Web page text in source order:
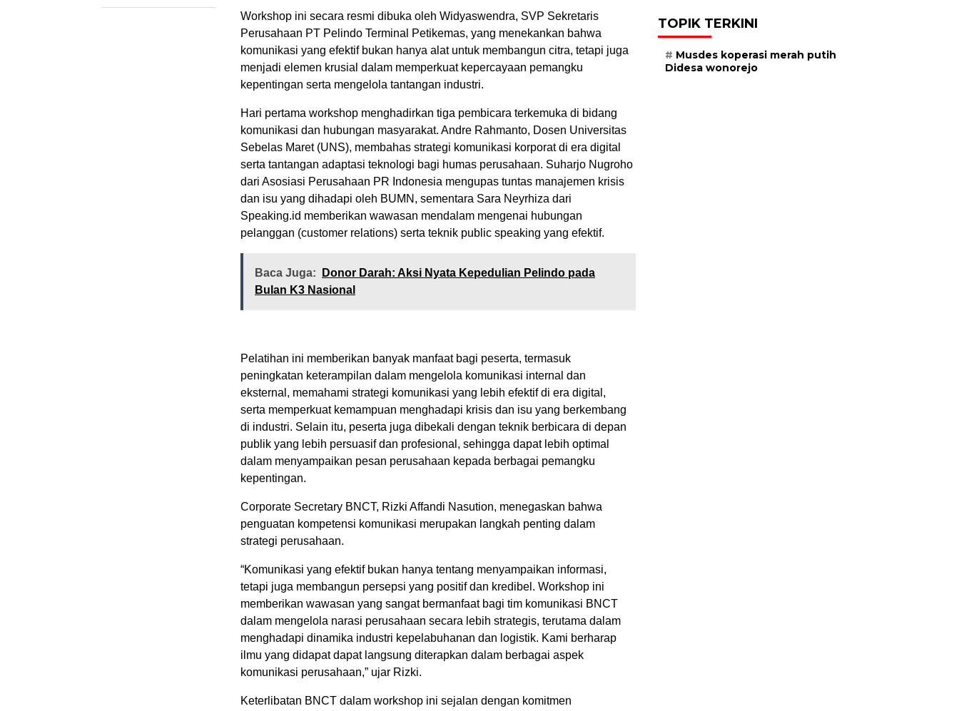
Workshop ini secara resmi dibuka oleh Widyaswendra, SVP Sekretaris
Perusahaan PT Pelindo Terminal Petikemas, yang menekankan bahwa
komunikasi yang efektif bukan hanya alat untuk membangun citra, tetapi juga
menjadi elemen krusial dalam memperkuat kepercayaan pemangku
kepentingan serta mengelola tantangan industri.
Hari pertama workshop menghadirkan tiga pembicara terkemuka di bidang
komunikasi dan hubungan masyarakat. Andre Rahmanto, Dosen Universitas
Sebelas Maret (UNS), membahas strategi komunikasi korporat di era digital
serta tantangan adaptasi teknologi bagi humas perusahaan. Suharjo Nugroho
dari Asosiasi Perusahaan PR Indonesia mengupas tuntas manajemen krisis
dan isu yang dihadapi oleh BUMN, sementara Sara Neyrhiza dari
Speaking.id memberikan wawasan mendalam mengenai hubungan
pelanggan (customer relations) serta teknik public speaking yang efektif.
Baca Juga:
Donor Darah: Aksi Nyata Kepedulian Pelindo pada
Bulan K3 Nasional
Pelatihan ini memberikan banyak manfaat bagi peserta, termasuk
peningkatan keterampilan dalam mengelola komunikasi internal dan
eksternal, memahami strategi komunikasi yang lebih efektif di era digital,
serta memperkuat kemampuan menghadapi krisis dan isu yang berkembang
di industri. Selain itu, peserta juga dibekali dengan teknik berbicara di depan
publik yang lebih persuasif dan profesional, sehingga dapat lebih optimal
dalam menyampaikan pesan perusahaan kepada berbagai pemangku
kepentingan.
Corporate Secretary BNCT, Rizki Affandi Nasution, menegaskan bahwa
penguatan kompetensi komunikasi merupakan langkah penting dalam
strategi perusahaan.
“Komunikasi yang efektif bukan hanya tentang menyampaikan informasi,
tetapi juga membangun persepsi yang positif dan kredibel. Workshop ini
memberikan wawasan yang sangat bermanfaat bagi tim komunikasi BNCT
dalam mengelola narasi perusahaan secara lebih strategis, terutama dalam
menghadapi dinamika industri kepelabuhanan dan logistik. Kami berharap
ilmu yang didapat dapat langsung diterapkan dalam berbagai aspek
komunikasi perusahaan,” ujar Rizki.
Keterlibatan BNCT dalam workshop ini sejalan dengan komitmen
TOPIK TERKINI
Musdes koperasi merah putih
Didesa wonorejo